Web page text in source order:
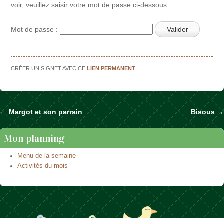
voir, veuillez saisir votre mot de passe ci-dessous :
Mot de passe :
CRÉER UN SIGNET AVEC CELIEN PERMANENT
Naviguer dans les articles
← Margot et son parrain Bisous →
Mon planning
Menu de la semaine
Activités du mois